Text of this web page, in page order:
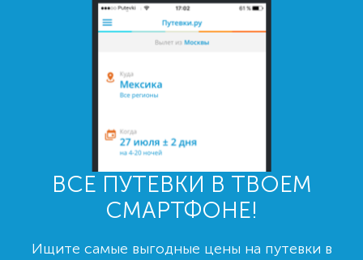
ВСЕ ПУТЕВКИ В ТВОЕМ
СМАРТФОНЕ!
Ищите самые выгодные цены на путевки в